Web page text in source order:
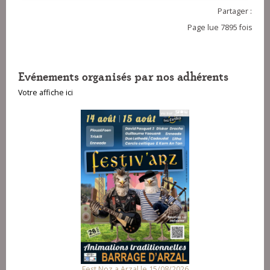
Partager :
Page lue 7895 fois
Evénements organisés par nos adhérents
Votre affiche ici